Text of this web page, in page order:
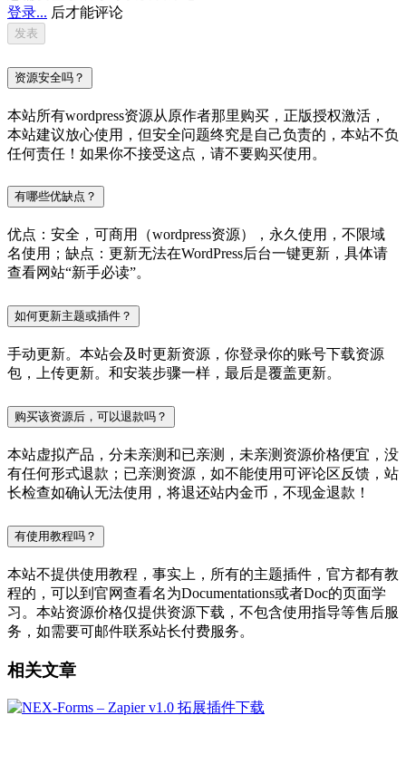
登录... 后才能评论
资源安全吗？
本站所有wordpress资源从原作者那里购买，正版授权激活，
本站建议放心使用，但安全问题终究是自己负责的，本站不负
任何责任！如果你不接受这点，请不要购买使用。
有哪些优缺点？
优点：安全，可商用（wordpress资源），永久使用，不限域
名使用；缺点：更新无法在WordPress后台一键更新，具体请
查看网站“新手必读”。
如何更新主题或插件？
手动更新。本站会及时更新资源，你登录你的账号下载资源
包，上传更新。和安装步骤一样，最后是覆盖更新。
购买该资源后，可以退款吗？
本站虚拟产品，分未亲测和已亲测，未亲测资源价格便宜，没
有任何形式退款；已亲测资源，如不能使用可评论区反馈，站
长检查如确认无法使用，将退还站内金币，不现金退款！
有使用教程吗？
本站不提供使用教程，事实上，所有的主题插件，官方都有教
程的，可以到官网查看名为Documentations或者Doc的页面学
习。本站资源价格仅提供资源下载，不包含使用指导等售后服
务，如需要可邮件联系站长付费服务。
相关文章